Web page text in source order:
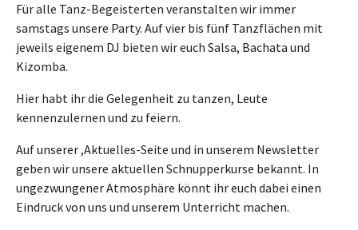
Für alle Tanz-Begeisterten veranstalten wir immer
samstags unsere Party. Auf vier bis fünf Tanzflächen mit
jeweils eigenem DJ bieten wir euch Salsa, Bachata und
Kizomba.
Hier habt ihr die Gelegenheit zu tanzen, Leute
kennenzulernen und zu feiern.
Auf unserer ,Aktuelles-Seite und in unserem Newsletter
geben wir unsere aktuellen Schnupperkurse bekannt. In
ungezwungener Atmosphäre könnt ihr euch dabei einen
Eindruck von uns und unserem Unterricht machen.